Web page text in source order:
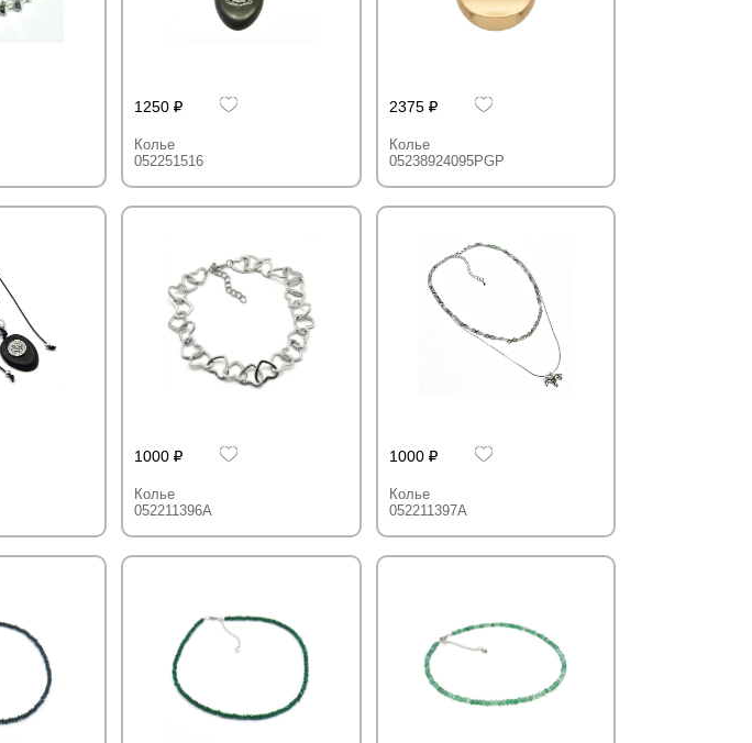
1250
Колье
052251516
2375
Колье
05238924095PGP
1000
Колье
052211396A
1000
Колье
052211397A